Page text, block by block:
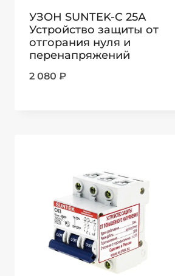
УЗОН SUNTEK-C 25А
Устройство защиты от
отгорания нуля и
перенапряжений
2 080 ₽